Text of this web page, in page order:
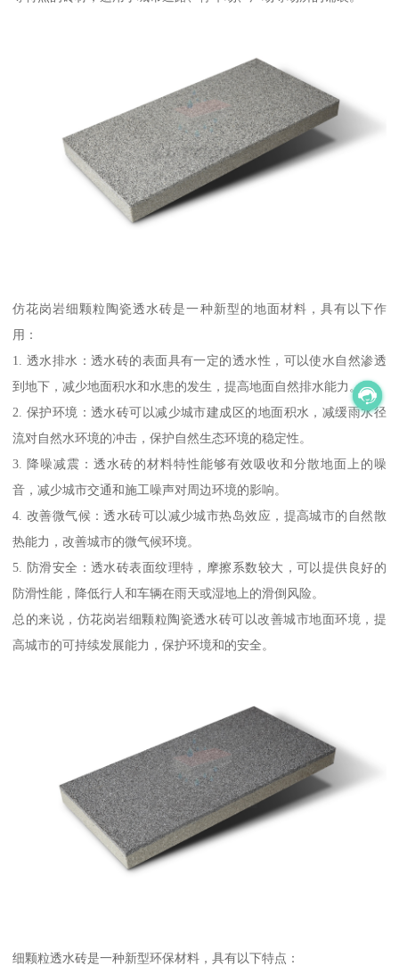
仿花岗岩细颗粒陶瓷透水砖是一种新型的地面材料，具有以下作
用：
1. 透水排水：透水砖的表面具有一定的透水性，可以使水自然渗透
到地下，减少地面积水和水患的发生，提高地面自然排水能力。
2. 保护环境：透水砖可以减少城市建成区的地面积水，减缓雨水径
流对自然水环境的冲击，保护自然生态环境的稳定性。
3. 降噪减震：透水砖的材料特性能够有效吸收和分散地面上的噪
音，减少城市交通和施工噪声对周边环境的影响。
4. 改善微气候：透水砖可以减少城市热岛效应，提高城市的自然散
热能力，改善城市的微气候环境。
5. 防滑安全：透水砖表面纹理特，摩擦系数较大，可以提供良好的
防滑性能，降低行人和车辆在雨天或湿地上的滑倒风险。
总的来说，仿花岗岩细颗粒陶瓷透水砖可以改善城市地面环境，提
高城市的可持续发展能力，保护环境和的安全。
细颗粒透水砖是一种新型环保材料，具有以下特点：